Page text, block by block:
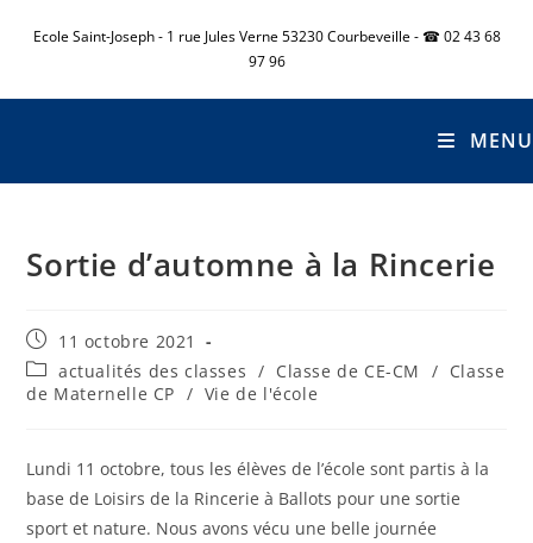
Ecole Saint-Joseph - 1 rue Jules Verne 53230 Courbeveille - ☎ 02 43 68
97 96
MENU
Sortie d’automne à la Rincerie
11 octobre 2021
actualités des classes / Classe de CE-CM / Classe
de Maternelle CP / Vie de l'école
Lundi 11 octobre, tous les élèves de l’école sont partis à la
base de Loisirs de la Rincerie à Ballots pour une sortie
sport et nature. Nous avons vécu une belle journée